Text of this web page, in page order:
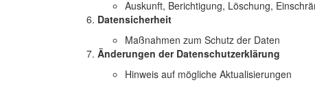
Auskunft, Berichtigung, Löschung,
Datensicherheit
Maßnahmen zum Schutz der Daten
Änderungen der Datenschutzerklärung
Hinweis auf mögliche Aktualisierungen